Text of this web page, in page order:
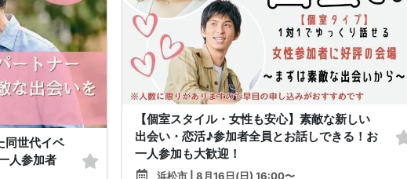
同世代イベ
人参加者
【個室スタイル・女性も安心】素敵な新しい
出会い・恋活♪参加者全員とお話しできる！お
一人参加も大歓迎！
浜松市 | 8月16日(日) 16:00〜